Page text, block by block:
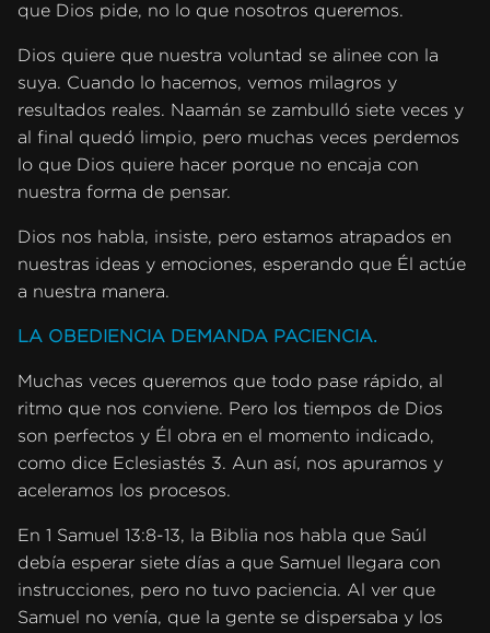
que Dios pide, no lo que nosotros queremos.
Dios quiere que nuestra voluntad se alinee con la
suya. Cuando lo hacemos, vemos milagros y
resultados reales. Naamán se zambulló siete veces y
al final quedó limpio, pero muchas veces perdemos
lo que Dios quiere hacer porque no encaja con
nuestra forma de pensar.
Dios nos habla, insiste, pero estamos atrapados en
nuestras ideas y emociones, esperando que Él actúe
a nuestra manera.
LA OBEDIENCIA DEMANDA PACIENCIA.
Muchas veces queremos que todo pase rápido, al
ritmo que nos conviene. Pero los tiempos de Dios
son perfectos y Él obra en el momento indicado,
como dice Eclesiastés 3. Aun así, nos apuramos y
aceleramos los procesos.
En 1 Samuel 13:8-13, la Biblia nos habla que Saúl
debía esperar siete días a que Samuel llegara con
instrucciones, pero no tuvo paciencia. Al ver que
Samuel no venía, que la gente se dispersaba y los